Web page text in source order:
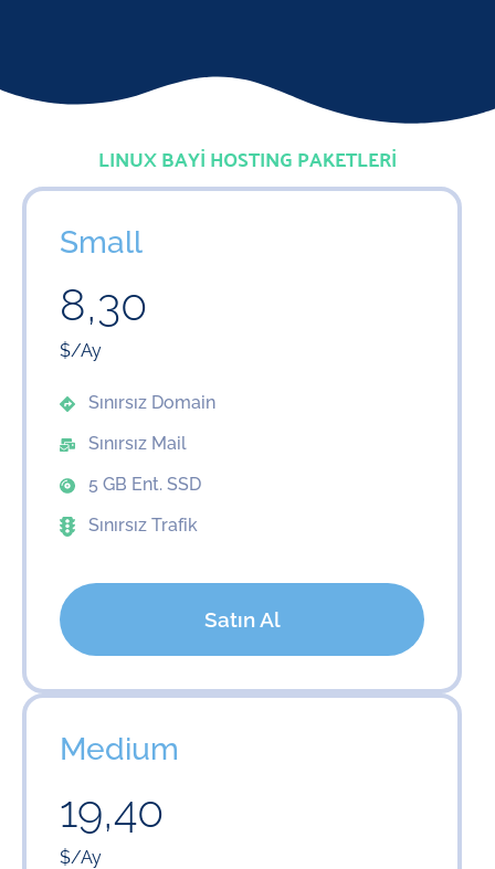
LINUX BAYİ HOSTING PAKETLERİ
Small
8,30
$/Ay
Sınırsız Domain
Sınırsız Mail
5 GB Ent. SSD
Sınırsız Trafik
Satın Al
Medium
19,40
$/Ay